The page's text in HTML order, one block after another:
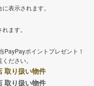
表示されます。
ます。
PayPayポイントプレゼント！
ださい。
取り扱い物件
取り扱い物件